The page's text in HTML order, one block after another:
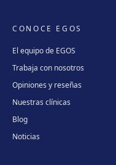
CONOCE EGOS
El equipo de EGOS
Trabaja con nosotros
Opiniones y reseñas
Nuestras clínicas
Blog
Noticias